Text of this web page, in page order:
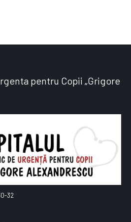
pentru Copii „Grigore
32